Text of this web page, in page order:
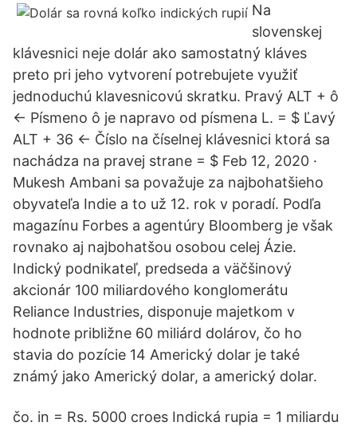
Na
slovenskej
klávesnici neje dolár ako samostatný kláves
preto pri jeho vytvorení potrebujete využiť
jednoduchú klavesnicovú skratku. Pravý ALT + ô
<- Písmeno ô je napravo od písmena L. = $ Ľavý
ALT + 36 <- Číslo na číselnej klávesnici ktorá sa
nachádza na pravej strane = $ Feb 12, 2020 ·
Mukesh Ambani sa považuje za najbohatšieho
obyvateľa Indie a to už 12. rok v poradí. Podľa
magazínu Forbes a agentúry Bloomberg je však
rovnako aj najbohatšou osobou celej Ázie.
Indický podnikateľ, predseda a väčšinový
akcionár 100 miliardového konglomerátu
Reliance Industries, disponuje majetkom v
hodnote približne 60 miliárd dolárov, čo ho
stavia do pozície 14 Americký dolar je také
známý jako Americký dolar, a americký dolar.
čo. in = Rs. 5000 croes Indická rupia = 1 miliardu